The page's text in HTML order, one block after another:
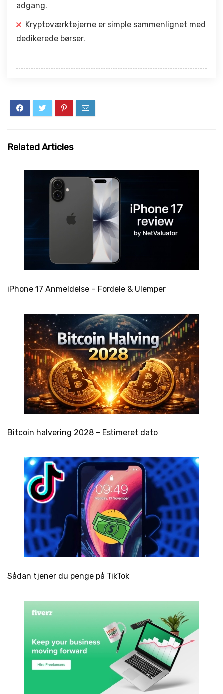
adgang.
Kryptoværktøjerne er simple sammenlignet med
dedikerede børser.
Related Articles
iPhone 17 Anmeldelse – Fordele & Ulemper
Bitcoin halvering 2028 – Estimeret dato
Sådan tjener du penge på TikTok